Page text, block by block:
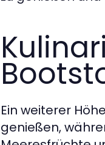
Ein weiterer
genießen,